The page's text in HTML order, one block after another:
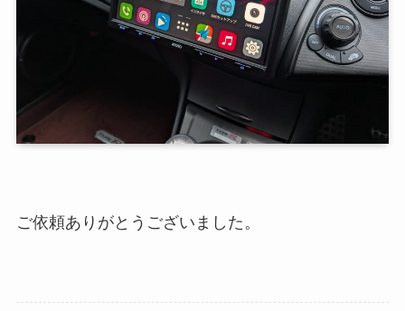
ご依頼ありがとうございました。